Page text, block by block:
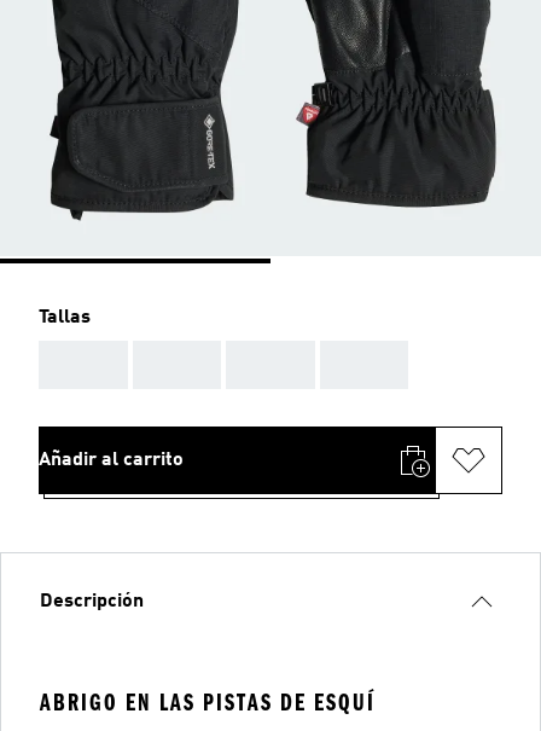
Tallas
Añadir al carrito
Descripción
ABRIGO EN LAS PISTAS DE ESQUÍ